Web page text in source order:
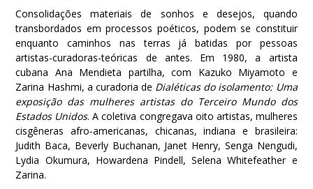
Consolidações materiais de sonhos e desejos, quando
transbordados em processos poéticos, podem se constituir
enquanto caminhos nas terras já batidas por pessoas
artistas-curadoras-teóricas de antes. Em 1980, a artista
cubana Ana Mendieta partilha, com Kazuko Miyamoto e
Zarina Hashmi, a curadoria de Dialéticas do isolamento: Uma
exposição das mulheres artistas do Terceiro Mundo dos
Estados Unidos. A coletiva congregava oito artistas, mulheres
cisgêneras afro-americanas, chicanas, indiana e brasileira:
Judith Baca, Beverly Buchanan, Janet Henry, Senga Nengudi,
Lydia Okumura, Howardena Pindell, Selena Whitefeather e
Zarina.